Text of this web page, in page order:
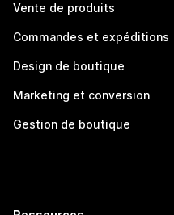
Vente de produits
Commandes et expéditions
Design de boutique
Marketing et conversion
Gestion de boutique